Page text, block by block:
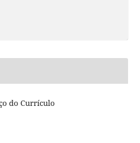
do Currículo